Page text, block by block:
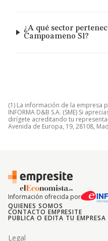
¿A qué sector
Campoameno Sl?
(1) La información de la empresa
INFORMA D&B S.A. (SME) Si
dirígete acreditando tu
Avenida de Europa, 19, 28108,
Información ofrecida por
QUIENES SOMOS
CONTACTO EMPRESITE
PUBLICA O EDITA TU EMPRESA
Legal